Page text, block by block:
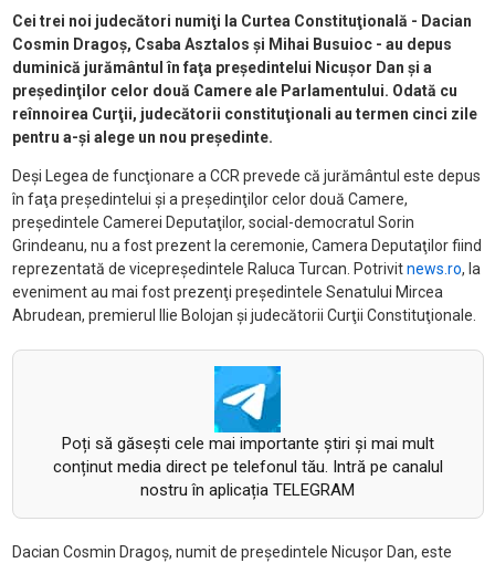
Cei trei noi judecători numiţi la Curtea Constituţională - Dacian
Cosmin Dragoş, Csaba Asztalos şi Mihai Busuioc - au depus
duminică jurământul în faţa preşedintelui Nicuşor Dan şi a
preşedinţilor celor două Camere ale Parlamentului. Odată cu
reînnoirea Curţii, judecătorii constituţionali au termen cinci zile
pentru a-şi alege un nou preşedinte.
Deşi Legea de funcţionare a CCR prevede că jurământul este depus
în faţa preşedintelui şi a preşedinţilor celor două Camere,
preşedintele Camerei Deputaţilor, social-democratul Sorin
Grindeanu, nu a fost prezent la ceremonie, Camera Deputaţilor fiind
reprezentată de vicepreşedintele Raluca Turcan. Potrivitnews.ro, la
eveniment au mai fost prezenţi preşedintele Senatului Mircea
Abrudean, premierul Ilie Bolojan şi judecătorii Curţii Constituţionale.
Poți să găsești cele mai importante știri și mai mult
conținut media direct pe telefonul tău. Intră pe canalul
nostru în aplicația TELEGRAM
Dacian Cosmin Dragoş, numit de preşedintele Nicuşor Dan, este